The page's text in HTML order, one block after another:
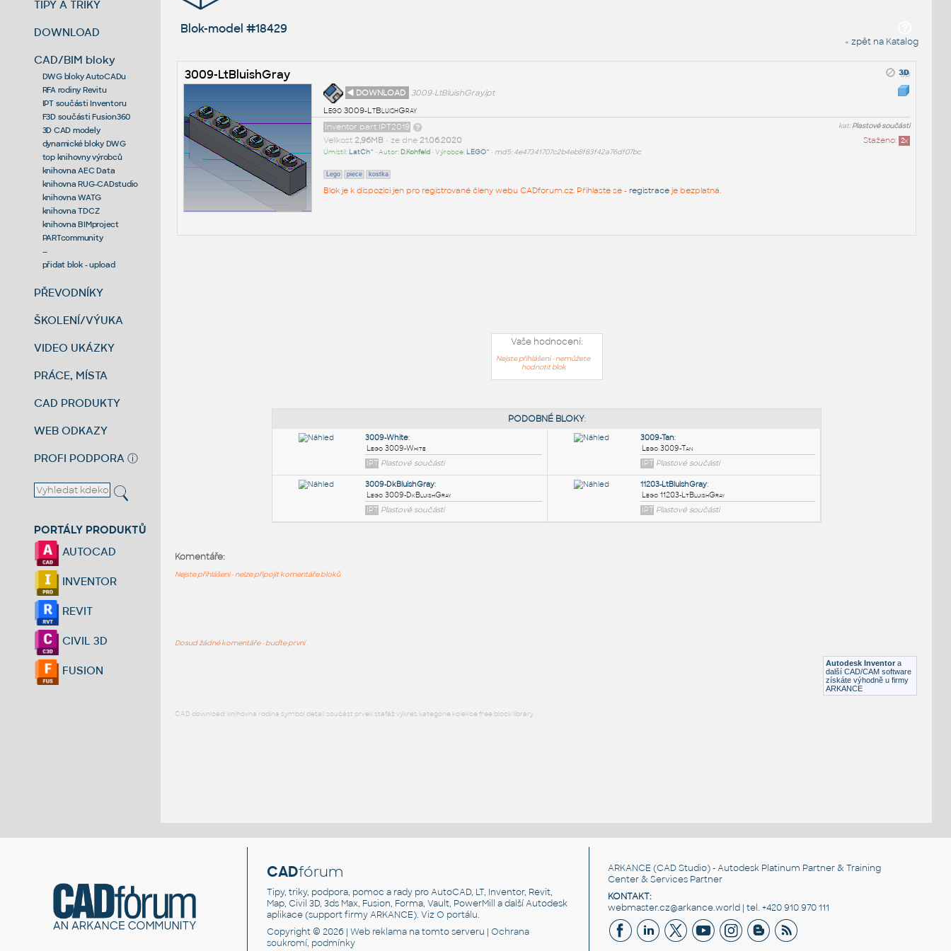
TIPY A TRIKY
DOWNLOAD
CAD/BIM bloky
DWG bloky AutoCADu
RFA rodiny Revitu
IPT součásti Inventoru
F3D součásti Fusion360
3D CAD modely
dynamické bloky DWG
top knihovny výrobců
knihovna AEC Data
knihovna RUG-CADstudio
knihovna WATG
knihovna TDCZ
knihovna BIMproject
PARTcommunity
--
přidat blok - upload
PŘEVODNÍKY
ŠKOLENÍ/VÝUKA
VIDEO UKÁZKY
PRÁCE, MÍSTA
CAD PRODUKTY
WEB ODKAZY
PROFI PODPORA ⓘ
PORTÁLY PRODUKTŮ
AUTOCAD
INVENTOR
REVIT
CIVIL 3D
FUSION
Blok-model #18429
« zpět na Katalog
3009-LtBluishGray
◄ DOWNLOAD
3009-LtBluishGray.ipt
Lego 3009-LtBluishGray
kat:Plastové součásti
Inventor part IPT2019
Staženo: 2x
Velikost 2,96MB• ze dne 21.06.2020
Umístil: LatCh^ • Autor: D.Kohfeld• Výrobce: LEGO^ • md5: 4e47341707c2b4eb8f83f42a76df07bc
Lego piece kostka
Blok je k dispozici jen pro registrované členy webu CADforum.cz. Přihlaste se - registraceje bezplatná.
Vaše hodnocení:
Nejste přihlášeni - nemůžete
hodnotit blok
Plastové součásti
Autodesk Inventor a
další CAD/CAM software
získáte výhodně u firmy
ARKANCE
Komentáře:
Nejste přihlášeni - nelze připojit komentáře bloků
Dosud žádné komentáře - buďte první
CAD download: knihovna rodina symbol detail součást prvek stafáž výkres kategorie kolekce free block library
CADfórum
Tipy, triky, podpora, pomoc a rady pro AutoCAD, LT, Inventor, Revit,
Map, Civil 3D, 3ds Max, Fusion, Forma, Vault, PowerMill a další Autodesk
aplikace (support firmy ARKANCE). VizO portálu.
Copyright © 2026 |Web reklama na tomto serveru |Ochrana
soukromí, podmínky
ARKANCE (CAD Studio) - Autodesk Platinum Partner & Training
Center & Services Partner
KONTAKT:
webmaster.cz@arkance.world | tel. +420 910 970 111